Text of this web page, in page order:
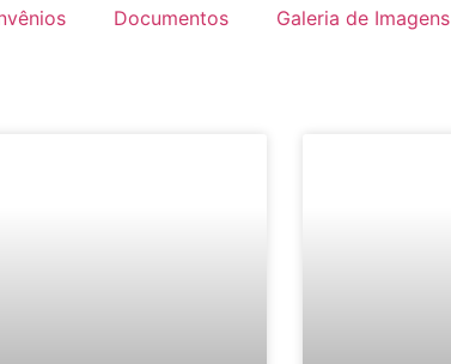
Documentos Galeria de Imagens